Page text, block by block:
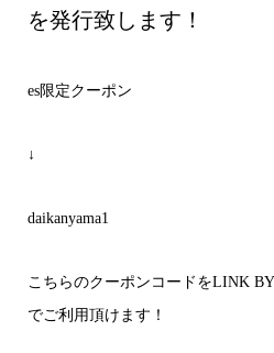
を発行致します！
es限定クーポン
↓
daikanyama1
こちらのクーポンコードをLINK
でご利用頂けます！